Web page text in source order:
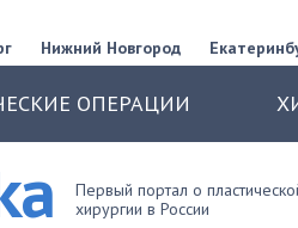
Нижний Новгород
ОПЕРАЦИИ
Первый портал о
хирургии в России